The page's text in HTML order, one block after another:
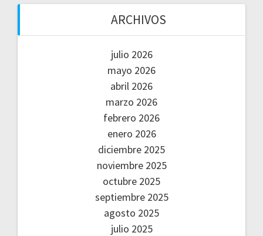
ARCHIVOS
julio 2026
mayo 2026
abril 2026
marzo 2026
febrero 2026
enero 2026
diciembre 2025
noviembre 2025
octubre 2025
septiembre 2025
agosto 2025
julio 2025